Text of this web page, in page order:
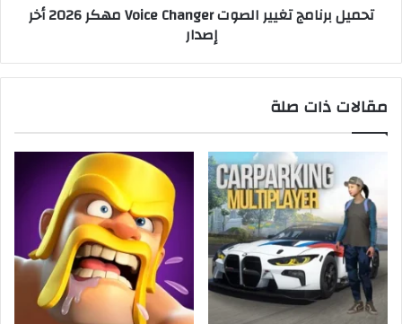
تحميل برنامج تغيير الصوت Voice Changer مهكر 2026 أخر
إصدار
مقالات ذات صلة